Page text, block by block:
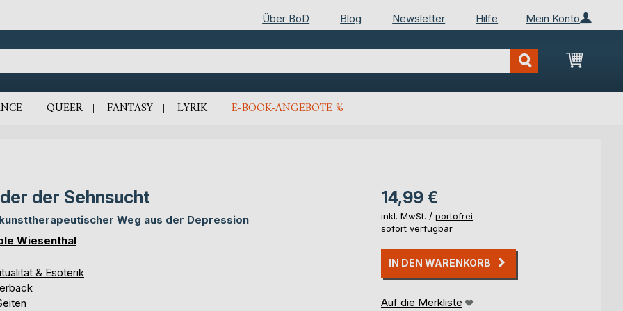
Mein Konto
Über BoD Blog Newsletter Hilfe
Mein
QUEER FANTASY LYRIK E-BOOK-ANGEBOTE %
der Sehnsucht
Weg aus der Depression
Wiesenthal
& Esoterik
14,99 €
inkl. MwSt. / portofrei
sofort verfügbar
IN DEN WARENKORB
Auf die Merkliste